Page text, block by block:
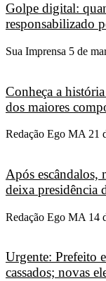
Golpe digital:
responsabilizado
Sua Imprensa 5 de
Conheça a
dos maiores
Redação Ego MA 21
Após escândalos,
deixa presidência
Redação Ego MA 14
Urgente: Prefeito
cassados; novas